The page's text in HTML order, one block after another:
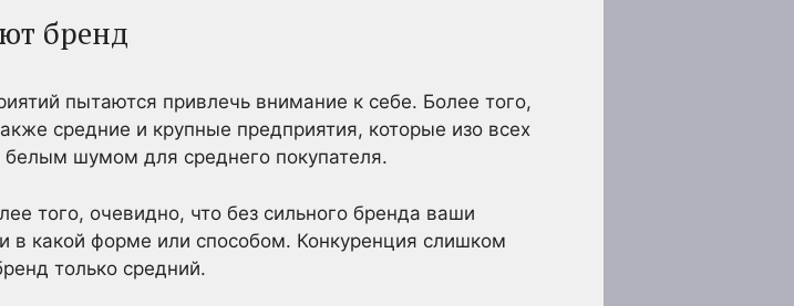
бренд
пытаются привлечь внимание к себе. Более того,
средние и крупные предприятия, которые изо всех
шумом для среднего покупателя.
того, очевидно, что без сильного бренда ваши
какой форме или способом. Конкуренция слишком
только средний.